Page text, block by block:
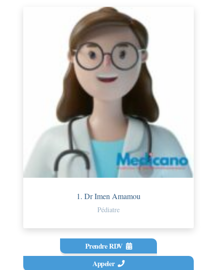
1. Dr Imen Amamou
Pédiatre
Prendre RDV
Appeler